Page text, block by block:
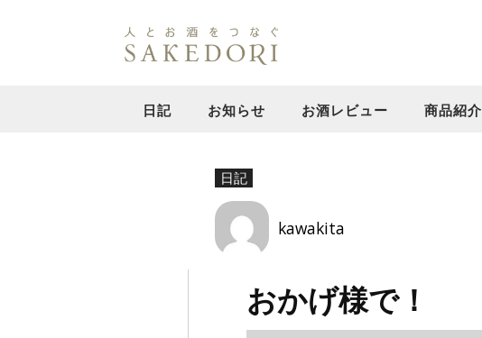
日記 お知らせ お酒レビュー 商品紹介
日記
kawakita
おかげ様で！